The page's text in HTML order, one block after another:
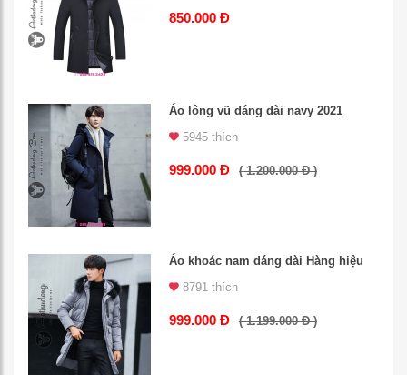
850.000 Đ
Áo lông vũ dáng dài navy 2021
5945 thích
999.000 Đ ( 1.200.000 Đ )
Áo khoác nam dáng dài Hàng hiệu
8791 thích
999.000 Đ ( 1.199.000 Đ )